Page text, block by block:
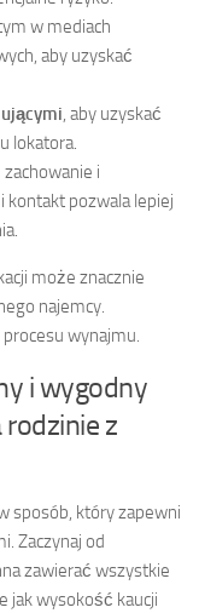
w mediach
aby uzyskać
, aby uzyskać
lokatora.
zachowanie i
pozwala lepiej
może znacznie
najemcy.
wynajmu.
i wygodny
z
sposób, który zapewni
Zaczynaj od
zawierać wszystkie
jak wysokość kaucji